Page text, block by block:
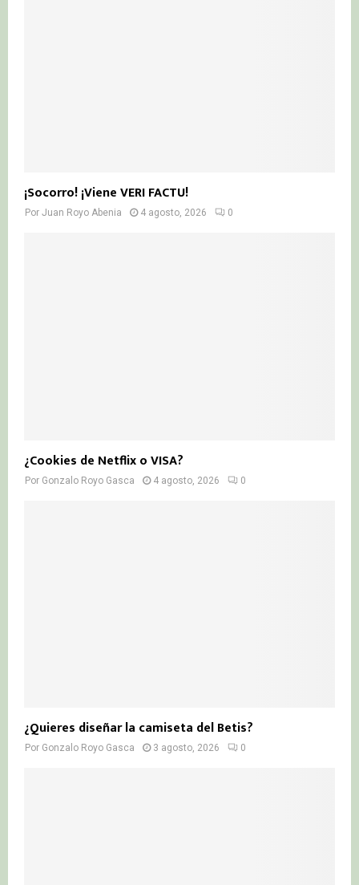
¡Socorro! ¡Viene VERI FACTU!
Por Juan Royo Abenia 4 agosto, 2026 0
¿Cookies de Netflix o VISA?
Por Gonzalo Royo Gasca 4 agosto, 2026 0
¿Quieres diseñar la camiseta del Betis?
Por Gonzalo Royo Gasca 3 agosto, 2026 0